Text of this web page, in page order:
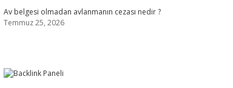
Av belgesi olmadan avlanmanın cezası nedir ?
Temmuz 25, 2026